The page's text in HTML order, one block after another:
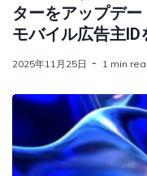
ターをアップデ
モバイル広告主ID
2025年11月25日 1 min